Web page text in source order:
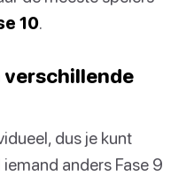
10.
verschillende
dus je kunt
anders Fase 9